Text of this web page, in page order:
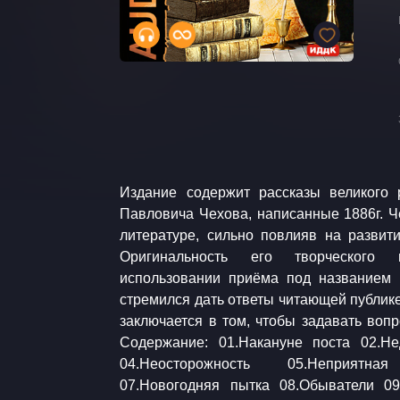
Издание содержит рассказы великого
Павловича Чехова, написанные 1886г. Чехов создал новые ходы в
литературе, сильно повлияв на
Оригинальность его
использовании приёма под названием
стремился дать ответы читающей
заключается в том, чтобы задавать
Содержание: 01.Накануне поста
04.Неосторожность
07.Новогодняя пытка 08.Обыватели
11.Перед затмением 12.Перекати-
13.Письмо 14.Полинька 15.Поцелуй 16.Почта 17.Происшествие
(рассказ ямщика) 18.Пьяные
21.Свадьба 22.Свирель
25.Следователь 26.Старый дом
30.Тиф 31.Удав и кролик